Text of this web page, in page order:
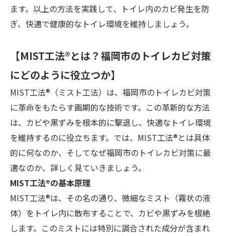
ます。以上の方法を実践して、トイレ内のカビ発生を防
ぎ、快適で健康的なトイレ環境を維持しましょう。
【MIST工法®とは？福岡市のトイレカビ対策
にどのように役立つか】
MIST工法®（ミスト工法）は、福岡市のトイレカビ対策
に革命をもたらす画期的な技術です。この革新的な方法
は、カビや黒ずみを根本的に撃退し、快適なトイレ環境
を維持するのに役立ちます。では、MIST工法®とは具体
的に何なのか、そしてなぜ福岡市のトイレカビ対策に最
適なのか、詳しく見ていきましょう。
MIST工法®の基本原理
MIST工法®は、その名の通り、微細なミスト（霧状の液
体）をトイレ内に散布することで、カビや黒ずみを根絶
します。このミストには特別に調合された成分が含まれ